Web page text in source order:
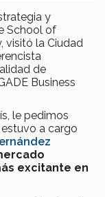
y
School of
visitó la Ciudad
de
Business
le pedimos
a cargo
excitante en